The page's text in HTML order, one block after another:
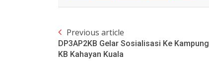
Previous article
DP3AP2KB Gelar Sosialisasi Ke Kampung
KB Kahayan Kuala